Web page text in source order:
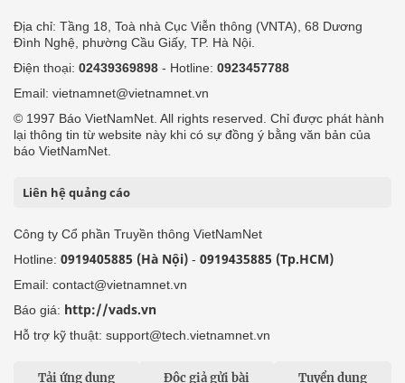
Địa chỉ: Tầng 18, Toà nhà Cục Viễn thông (VNTA), 68 Dương
Đình Nghệ, phường Cầu Giấy, TP. Hà Nội.
Điện thoại: 02439369898 - Hotline: 0923457788
Email: vietnamnet@vietnamnet.vn
© 1997 Báo VietNamNet. All rights reserved. Chỉ được phát hành
lại thông tin từ website này khi có sự đồng ý bằng văn bản của
báo VietNamNet.
Liên hệ quảng cáo
Công ty Cổ phần Truyền thông VietNamNet
Hotline: 0919405885 (Hà Nội) - 0919435885 (Tp.HCM)
Email: contact@vietnamnet.vn
Báo giá: http://vads.vn
Hỗ trợ kỹ thuật: support@tech.vietnamnet.vn
Tải ứng dụng Độc giả gửi bài Tuyển dụng